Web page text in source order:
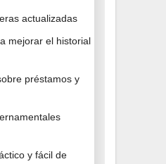
actualizadas
mejorar el historial
préstamos y
y fácil de